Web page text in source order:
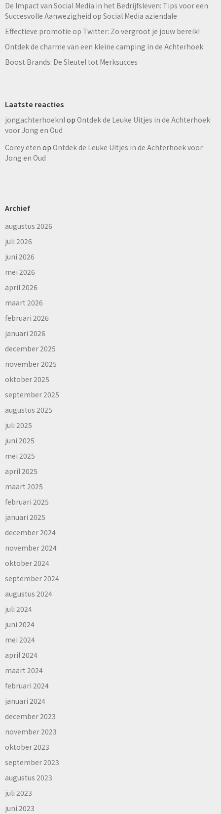
De Impact van Social Media in het Bedrijfsleven: Tips voor een
Succesvolle Aanwezigheid op Social Media aziendale
Effectieve promotie op Twitter: Zo vergroot je jouw bereik!
Ontdek de charme van een kleine camping in de Achterhoek
Boost Brands: De Sleutel tot Merksucces
Laatste reacties
jongachterhoeknlop Ontdek de Leuke Uitjes in de Achterhoek
voor Jong en Oud
Corey eten op Ontdek de Leuke Uitjes in de Achterhoek voor
Jong en Oud
Archief
augustus 2026
juli 2026
juni 2026
mei 2026
april 2026
maart 2026
februari 2026
januari 2026
december 2025
november 2025
oktober 2025
september 2025
augustus 2025
juli 2025
juni 2025
mei 2025
april 2025
maart 2025
februari 2025
januari 2025
december 2024
november 2024
oktober 2024
september 2024
augustus 2024
juli 2024
juni 2024
mei 2024
april 2024
maart 2024
februari 2024
januari 2024
december 2023
november 2023
oktober 2023
september 2023
augustus 2023
juli 2023
juni 2023